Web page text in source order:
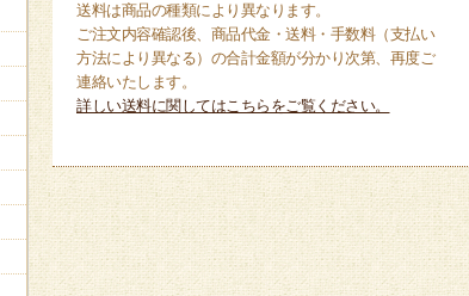
送料は商品の種類により異なります。
ご注文内容確認後、商品代金・送料・手数料（支払い
方法により異なる）の合計金額が分かり次第、再度ご
連絡いたします。
詳しい送料に関してはこちらをご覧ください。